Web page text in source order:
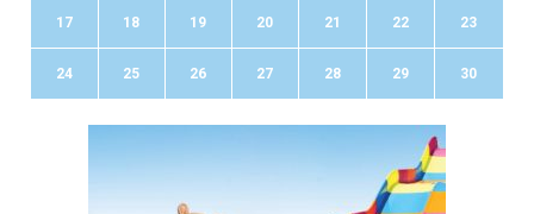
17 18 19 20 21 22 23
24 25 26 27 28 29 30